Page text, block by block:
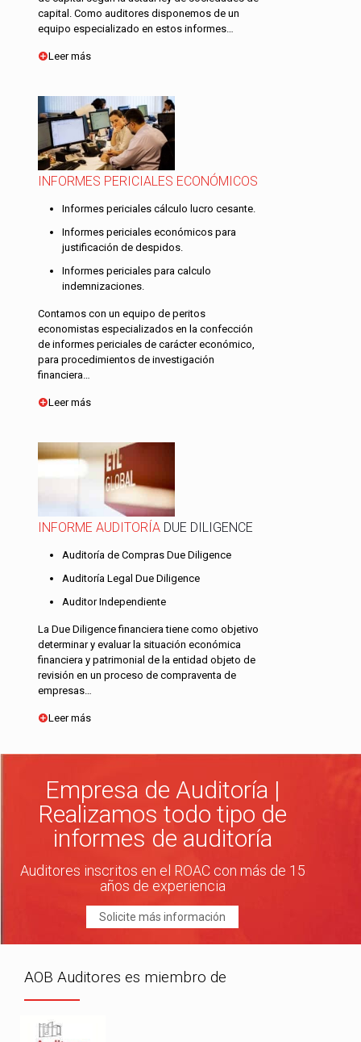
capital. Como auditores disponemos de un
equipo especializado en estos informes…
Leer más
INFORMES PERICIALES ECONÓMICOS
Informes periciales cálculo lucro cesante.
Informes periciales económicos para
justificación de despidos.
Informes periciales para calculo
indemnizaciones.
Contamos con un equipo de peritos
economistas especializados en la confección
de informes periciales de carácter económico,
para procedimientos de investigación
financiera…
Leer más
INFORME AUDITORÍA DUE DILIGENCE
Auditoría de Compras Due Diligence
Auditoría Legal Due Diligence
Auditor Independiente
La Due Diligence financiera tiene como objetivo
determinar y evaluar la situación económica
financiera y patrimonial de la entidad objeto de
revisión en un proceso de compraventa de
empresas…
Leer más
Empresa de Auditoría |
Realizamos todo tipo de
informes de auditoría
Auditores inscritos en el ROAC con más de 15
años de experiencia
Solicite más información
AOB Auditores es miembro de